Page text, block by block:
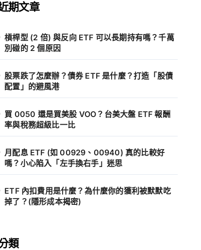
期文章
槓桿型 (2 倍) 與反向 ETF 可以長期持有嗎？千萬
別碰的 2 個原因
股票跌了怎麼辦？債券 ETF 是什麼？打造「股債
配置」的避風港
買 0050 還是買美股 VOO？台美大盤 ETF 報酬
率與稅務超級比一比
月配息 ETF (如 00929、00940) 真的比較好
嗎？小心陷入「左手換右手」迷思
ETF 內扣費用是什麼？為什麼你的獲利被默默吃
掉了？(隱形成本揭密)
類